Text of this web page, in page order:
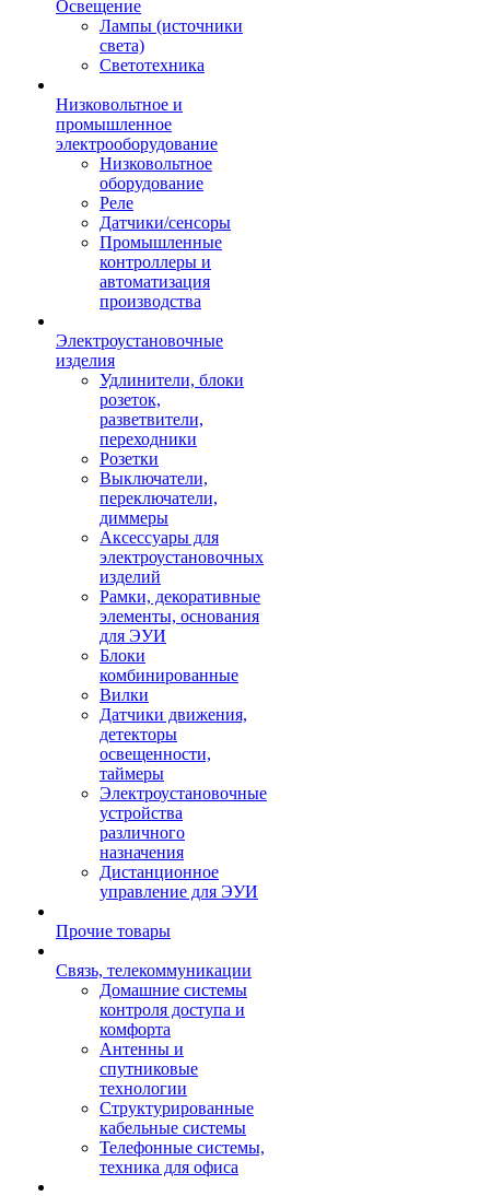
Освещение
Лампы (источники
света)
Светотехника
Низковольтное и
промышленное
электрооборудование
Низковольтное
оборудование
Реле
Датчики/сенсоры
Промышленные
контроллеры и
автоматизация
производства
Электроустановочные
изделия
Удлинители, блоки
розеток,
разветвители,
переходники
Розетки
Выключатели,
переключатели,
диммеры
Аксессуары для
электроустановочных
изделий
Рамки, декоративные
элементы, основания
для ЭУИ
Блоки
комбинированные
Вилки
Датчики движения,
детекторы
освещенности,
таймеры
Электроустановочные
устройства
различного
назначения
Дистанционное
управление для ЭУИ
Прочие товары
Связь, телекоммуникации
Домашние системы
контроля доступа и
комфорта
Антенны и
спутниковые
технологии
Структурированные
кабельные системы
Телефонные системы,
техника для офиса